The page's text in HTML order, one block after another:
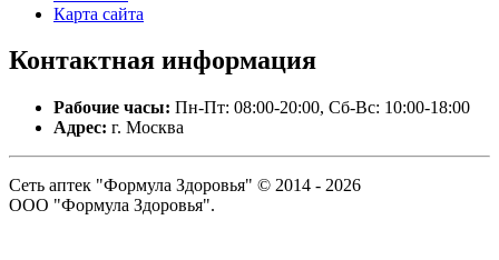
Карта сайта
Контактная информация
Рабочие часы: Пн-Пт: 08:00-20:00, Сб-Вс: 10:00-18:00
Адрес: г. Москва
Сеть аптек "Формула Здоровья" © 2014 - 2026
ООО "Формула Здоровья".